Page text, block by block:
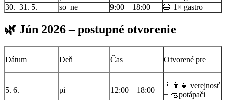
30.–31. 5.
so–ne 9:00 – 18:00 🍔 1× gastro
🌿 Jún 2026 – postupné otvorenie
Dátum Deň Čas Otvorené pre
5. 6. pi 12:00 – 18:00
👨‍👩‍👧 verejnosť
+ 🤿potápači